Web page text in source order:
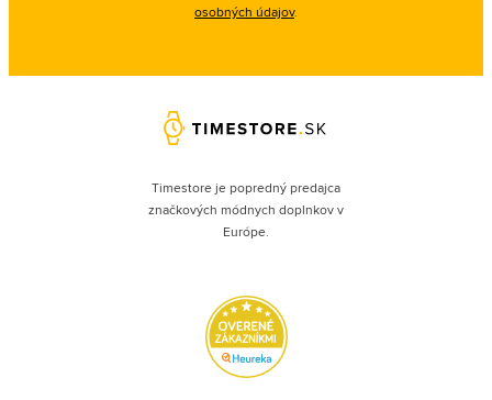
osobných údajov.
Timestore je popredný predajca
značkových módnych doplnkov v
Európe.